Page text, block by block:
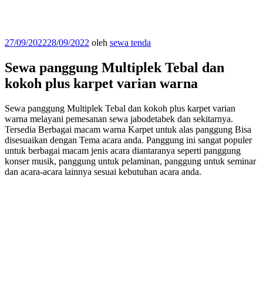
Diposkan
27/09/202228/09/2022 oleh sewa tenda
Sewa panggung Multiplek Tebal dan
kokoh plus karpet varian warna
Sewa panggung Multiplek Tebal dan kokoh plus karpet varian
warna melayani pemesanan sewa jabodetabek dan sekitarnya.
Tersedia Berbagai macam warna Karpet untuk alas panggung Bisa
disesuaikan dengan Tema acara anda. Panggung ini sangat populer
untuk berbagai macam jenis acara diantaranya seperti panggung
konser musik, panggung untuk pelaminan, panggung untuk seminar
dan acara-acara lainnya sesuai kebutuhan acara anda.